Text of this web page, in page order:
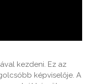
kezdeni. Ez az
képviselője. A